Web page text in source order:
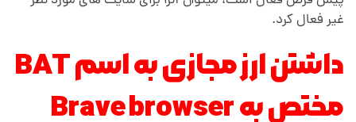
ا
و
غیر فعال کرد.
داشتن ارز مجازی به اسم BAT
مختص به Brave browser